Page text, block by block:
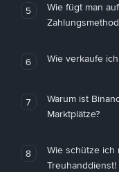
5
Wie fügt man
6 Wie verkaufe
7
Warum ist
Marktplätze?
8
Wie schütze ich
Treuhanddienst!